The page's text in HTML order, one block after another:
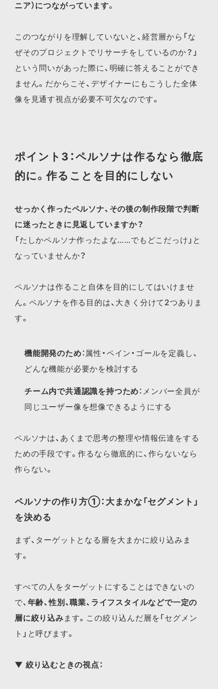
ニア）につながっています。
このつながりを理解していないと、経営層から「な
ぜそのプロジェクトでリサーチをしているのか？」
という問いがあった際に、明確に答えることができ
ません。だからこそ、デザイナーにもこうした全体
像を見通す視点が必要不可欠なのです。
ポイント3：ペルソナは作るなら徹底
的に。作ることを目的にしない
せっかく作ったペルソナ、その後の制作段階で判断
に迷ったときに見返していますか？
「たしかペルソナ作ったよな……でもどこだっけ」と
なっていませんか？
ペルソナは作ること自体を目的にしてはいけませ
ん。ペルソナを作る目的は、大きく分けて2つありま
す。
機能開発のため：属性・ペイン・ゴールを定義し、
どんな機能が必要かを検討する
チーム内で共通認識を持つため：メンバー全員が
同じユーザー像を想像できるようにする
ペルソナは、あくまで思考の整理や情報伝達をする
ための手段です。作るなら徹底的に、作らないなら
作らない。
ペルソナの作り方①：大まかな「セグメント」
を決める
まず、ターゲットとなる層を大まかに絞り込みま
す。
すべての人をターゲットにすることはできないの
で、 年齢、性別、職業、ライフスタイルなどで一定の
層に絞り込み ます。この絞り込んだ層を「セグメン
ト」と呼びます。
▼ 絞り込むときの視点：